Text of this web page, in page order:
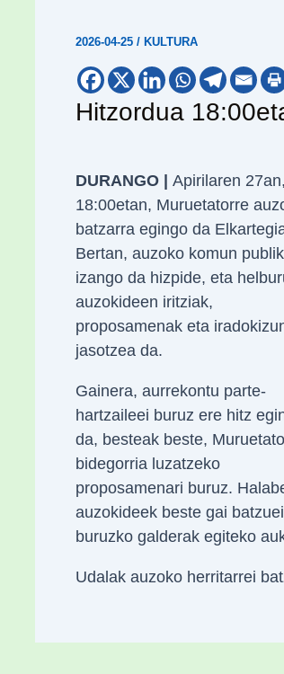
2026-04-25 / KULTURA
Hitzordua
DURANGO | Apirilaren 27an,
18:00etan, Muruetatorre
batzarra egingo da
Bertan, auzoko komun
izango da hizpide, eta
auzokideen iritziak,
proposamenak eta
jasotzea da.
Gainera, aurrekontu parte-
hartzaileei buruz ere hitz
da, besteak beste,
bidegorria luzatzeko
proposamenari buruz.
auzokideek beste gai batzuei
buruzko galderak egiteko
Udalak auzoko herritarrei